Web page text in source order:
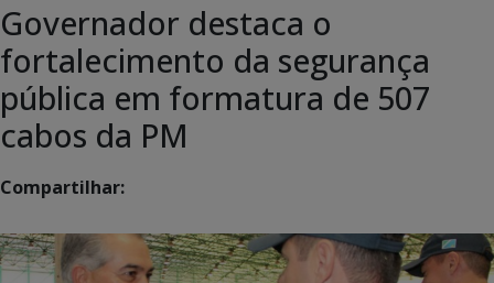
Governador destaca o
fortalecimento da segurança
pública em formatura de 507
cabos da PM
Compartilhar: